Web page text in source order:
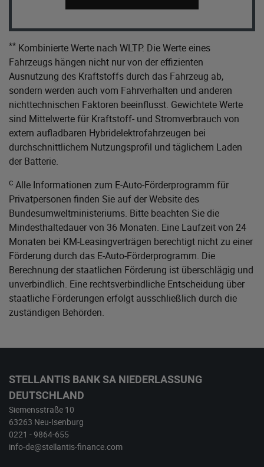
** Kombinierte Werte nach WLTP. Die Werte eines
Fahrzeugs hängen nicht nur von der effizienten
Ausnutzung des Kraftstoffs durch das Fahrzeug ab,
sondern werden auch vom Fahrverhalten und anderen
nichttechnischen Faktoren beeinflusst. Gewichtete Werte
sind Mittelwerte für Kraftstoff- und Stromverbrauch von
extern aufladbaren Hybridelektrofahrzeugen bei
durchschnittlichem Nutzungsprofil und täglichem Laden
der Batterie.
c Alle Informationen zum E-Auto-Förderprogramm für
Privatpersonen finden Sie auf der Website des
Bundesumweltministeriums. Bitte beachten Sie die
Mindesthaltedauer von 36 Monaten. Eine Laufzeit von 24
Monaten bei KM-Leasingverträgen berechtigt nicht zu einer
Förderung durch das E-Auto-Förderprogramm. Die
Berechnung der staatlichen Förderung ist überschlägig und
unverbindlich. Eine rechtsverbindliche Entscheidung über
staatliche Förderungen erfolgt ausschließlich durch die
zuständigen Behörden.
STELLANTIS BANK SA NIEDERLASSUNG
DEUTSCHLAND
Siemensstraße 10
63263 Neu-Isenburg
0221 - 9864-655
info-de@stellantis-finance.com